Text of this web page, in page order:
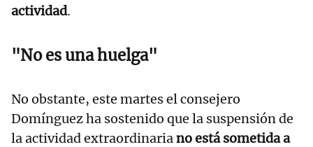
actividad.
"No es una huelga"
No obstante, este martes el consejero
Domínguez ha sostenido que la suspensión de
la actividad extraordinariano está sometida a